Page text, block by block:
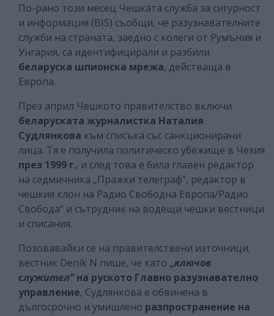
По-рано този месец Чешката служба за сигурност
и информация (BIS) съобщи, че разузнавателните
служби на страната, заедно с колеги от Румъния и
Унгария, са идентифицирали и разбили
беларуска шпионска мрежа, действаща в
Европа.
През април Чешкото правителство включи
беларуската журналистка Наталия
Судлянкова към списъка със санкционирани
лица. Тя е получила политическо убежище в Чехия
през 1999 г., и след това е била главен редактор
на седмичника „Пражки телеграф“, редактор в
чешкия клон на Радио Свободна Европа/Радио
Свобода“ и сътрудник на водещи чешки вестници
и списания.
Позовавайки се на правителствени източници,
вестник Deník N пише, че като „ключов
служител”на руското Главно разузнавателно
управление, Судлянкова е обвинена в
дългосрочно и умишлено разпространение на